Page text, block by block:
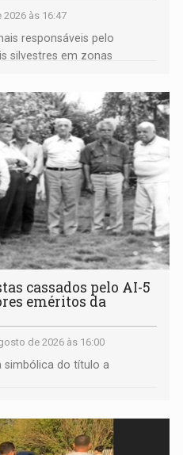
às 16:47
responsáveis pelo
silvestres em zonas
cassados pelo AI-5
eméritos da
de 2026 às 16:00
simbólica do título a